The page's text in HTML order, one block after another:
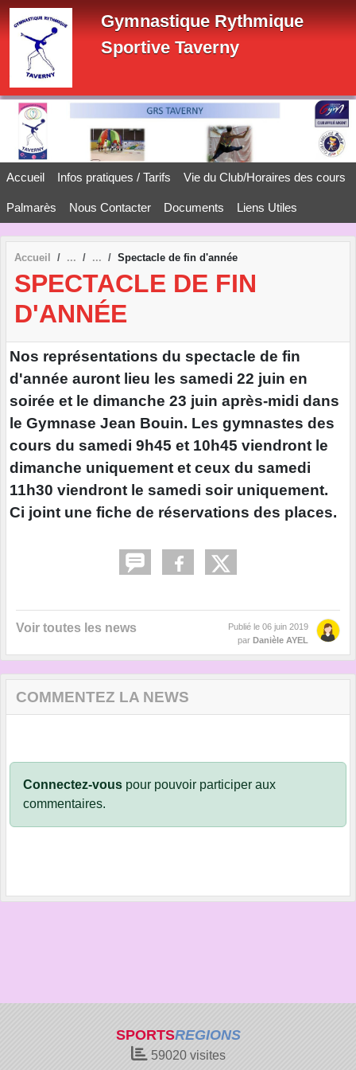
Gymnastique Rythmique
Sportive Taverny
Accueil Infos pratiques / Tarifs Vie du Club/Horaires des cours
Palmarès Nous Contacter Documents Liens Utiles
Accueil Spectacle de fin d'année
SPECTACLE DE FIN
D'ANNÉE
Nos représentations du spectacle de fin
d'année auront lieu les samedi 22 juin en
soirée et le dimanche 23 juin après-midi dans
le Gymnase Jean Bouin. Les gymnastes des
cours du samedi 9h45 et 10h45 viendront le
dimanche uniquement et ceux du samedi
11h30 viendront le samedi soir uniquement.
Ci joint une fiche de réservations des places.
Voir toutes les news Publié le 06 juin 2019
par Danièle AYEL
COMMENTEZ LA NEWS
Connectez-vous pour pouvoir participer aux
commentaires.
SPORTSREGIONS
59020visites
Panneau de gestion des cookies